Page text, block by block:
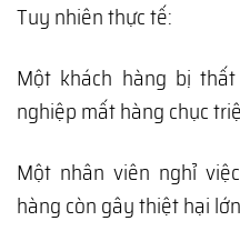
Tuy nhiên thực tế:
Một khách hàng bị
nghiệp mất hàng chục
Một nhân viên nghỉ
hàng còn gây thiệt hại